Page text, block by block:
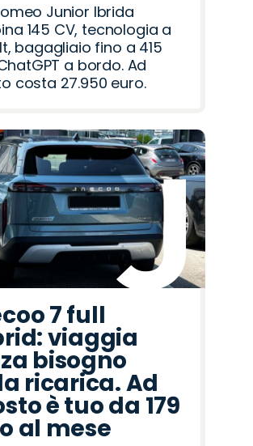
Junior Ibrida
145 CV, tecnologia a
bagagliaio fino a 415
a bordo. Ad
costa 27.950 euro.
7 full
viaggia
bisogno
ricarica. Ad
è tuo da 179
al mese